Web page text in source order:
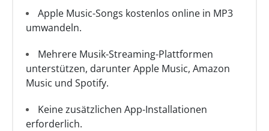
Apple Music-Songs kostenlos online in MP3
umwandeln.
Mehrere Musik-Streaming-Plattformen
unterstützen, darunter Apple Music, Amazon
Music und Spotify.
Keine zusätzlichen App-Installationen
erforderlich.